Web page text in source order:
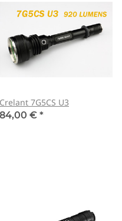
Crelant 7G5CS U3
84,00 € *